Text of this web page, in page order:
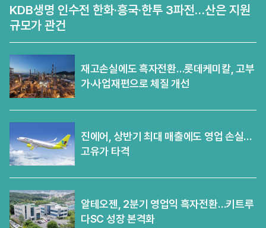
KDB생명 인수전 한화·흥국·한투 3파전…산은 지원
규모가 관건
재고손실에도 흑자전환…롯데케미칼, 고부
가·사업재편으로 체질 개선
진에어, 상반기 최대 매출에도 영업 손실…
고유가 타격
알테오젠, 2분기 영업익 흑자전환…키트루
다SC 성장 본격화